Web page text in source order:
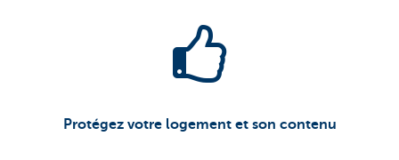
Protégez votre logement et son contenu